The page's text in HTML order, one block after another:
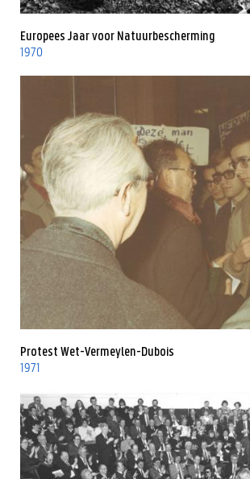
Europees Jaar voor Natuurbescherming
1970
Protest Wet-Vermeylen-Dubois
1971